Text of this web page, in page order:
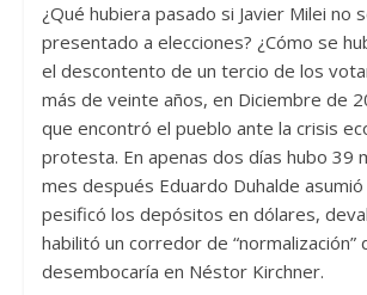
¿Qué hubiera pasado si Javier Milei no
presentado a elecciones? ¿Cómo se
el descontento de un tercio de los
más de veinte años, en Diciembre de
que encontró el pueblo ante la crisis
protesta. En apenas dos días hubo 39
mes después Eduardo Duhalde
pesificó los depósitos en dólares,
habilitó un corredor de “normalización”
desembocaría en Néstor Kirchner.